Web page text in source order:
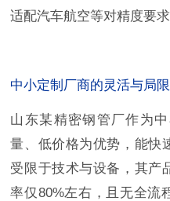
适配汽车航空等对精度要求
中小定制厂商的灵活与局
山东某精密钢管厂作为
量、低价格为优势，能快
受限于技术与设备，其产
率仅80%左右，且无全流